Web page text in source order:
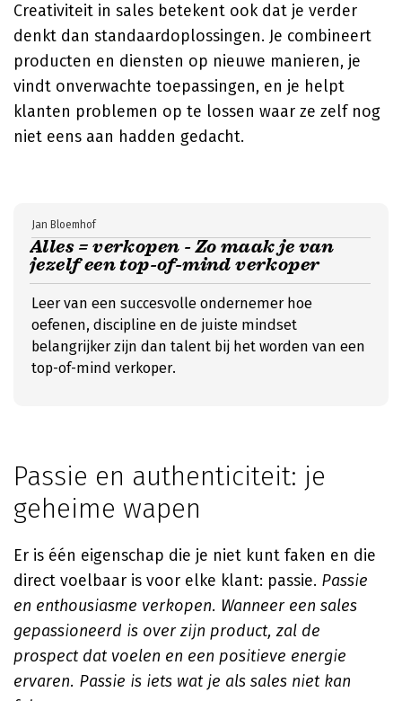
Creativiteit in sales betekent ook dat je verder
denkt dan standaardoplossingen. Je combineert
producten en diensten op nieuwe manieren, je
vindt onverwachte toepassingen, en je helpt
klanten problemen op te lossen waar ze zelf nog
niet eens aan hadden gedacht.
Alles = verkopen - Zo maak je van
jezelf een top-of-mind verkoper
Jan Bloemhof
Leer van een succesvolle ondernemer hoe
oefenen, discipline en de juiste mindset
belangrijker zijn dan talent bij het worden van een
top-of-mind verkoper.
Passie en authenticiteit: je
geheime wapen
Er is één eigenschap die je niet kunt faken en die
direct voelbaar is voor elke klant: passie. Passie
en enthousiasme verkopen. Wanneer een sales
gepassioneerd is over zijn product, zal de
prospect dat voelen en een positieve energie
ervaren. Passie is iets wat je als sales niet kan